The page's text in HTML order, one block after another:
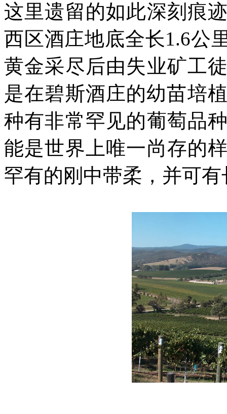
这里遗留的如此深刻痕
西区酒庄地底全长1.6公
黄金采尽后由失业矿工
是在碧斯酒庄的幼苗培
种有非常罕见的葡萄品
能是世界上唯一尚存的
罕有的刚中带柔，并可